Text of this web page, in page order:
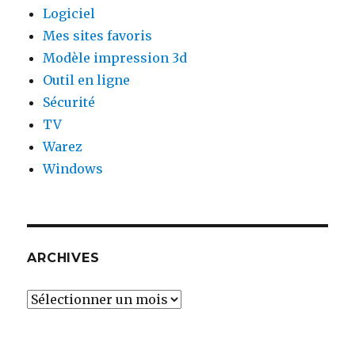
Logiciel
Mes sites favoris
Modèle impression 3d
Outil en ligne
Sécurité
TV
Warez
Windows
ARCHIVES
Archives